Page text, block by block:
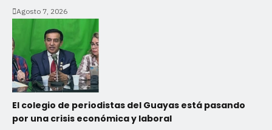
Agosto 7, 2026
El colegio de periodistas del Guayas está pasando
por una crisis económica y laboral